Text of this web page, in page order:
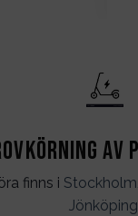
av
finns i Stockholm
Jönköping